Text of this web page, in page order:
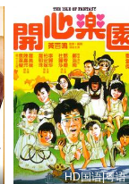
HD国语|粤语